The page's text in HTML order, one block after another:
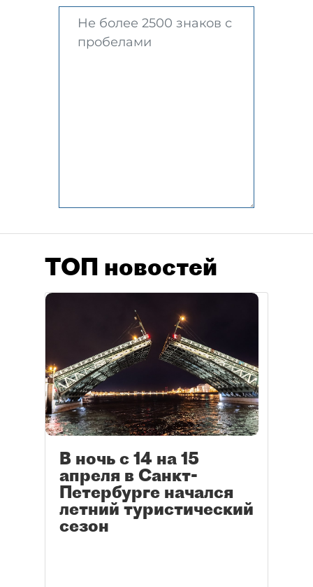
ТОП новостей
В ночь с 14 на 15
апреля в Санкт-
Петербурге начался
летний туристический
сезон